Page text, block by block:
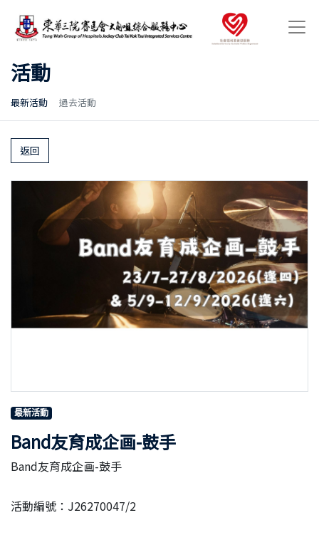
活動
最新活動 過去活動
返回
最新活動
Band友育成企画-鼓手
Band友育成企画-鼓手
活動編號：J26270047/2